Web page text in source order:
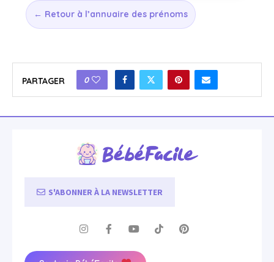
← Retour à l’annuaire des prénoms
PARTAGER 0
S'ABONNER À LA NEWSLETTER